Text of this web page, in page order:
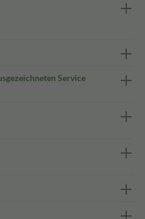
Service